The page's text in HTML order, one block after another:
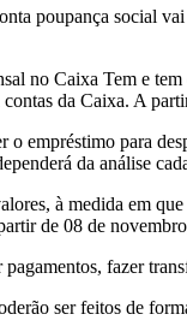
poupança social
no Caixa Tem e
da Caixa. A
o empréstimo para
da análise
à medida em
de 08 de
fazer
ser feitos de